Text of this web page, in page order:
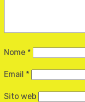
Nome *
Email *
Sito web